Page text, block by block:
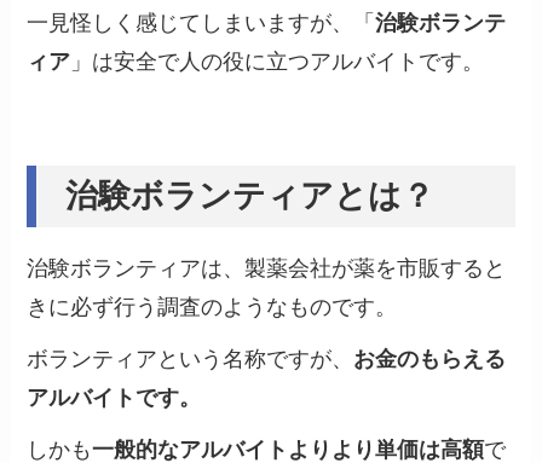
一見怪しく感じてしまいますが、「治験ボランテ
ィア 」は安全で人の役に立つアルバイトです。
治験ボランティアとは？
治験ボランティアは、製薬会社が薬を市販すると
きに必ず行う調査のようなものです。
ボランティアという名称ですが、 お金のもらえる
アルバイトです。
しかも一般的なアルバイトよりより単価は高額で